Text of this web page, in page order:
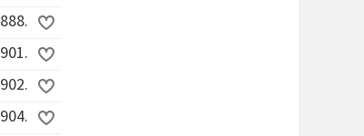
888.
901.
902.
904.